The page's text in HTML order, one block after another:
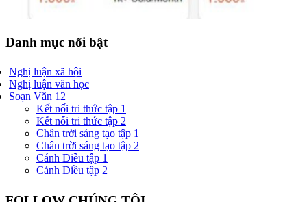
Danh mục nổi bật
Nghị luận xã hội
Nghị luận văn học
Soạn Văn 12
Kết nối tri thức tập 1
Kết nối tri thức tập 2
Chân trời sáng tạo tập 1
Chân trời sáng tạo tập 2
Cánh Diều tập 1
Cánh Diều tập 2